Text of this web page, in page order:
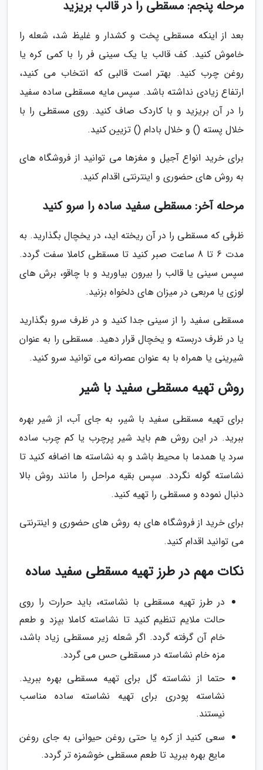
مرحله پنجم: مسقطی را در قالب بریزید
بعد از اینکه مسقطی پخت و کشدار و غلیظ شد، شعله را
خاموش کنید. کف قالب یا یک سینی فر را با کمی کره یا
روغن چرب کنید. بهتر است قالبی که انتخاب می کنید،
ارتفاع زیادی نداشته باشد. سپس مایه مسقطی ساده سفید
را در آن بریزید و با کاردک صاف کنید. روی مسقطی را با
خلال پسته () و خلال بادام () تزیین کنید.
برای خرید انواع آجیل و مغزها می توانید از فروشگاه های
به روش های حضوری و اینترنتی اقدام کنید.
مرحله آخر: مسقطی سفید ساده را سرو کنید
ظرفی که مسقطی را در آن ریخته اید، در یخچال بگذارید. به
مدت 6 تا 8 ساعت صبر کنید تا مسقطی کاملا سفت گردد.
سپس سینی یا قالب را بیرون بیاورید و با چاقو، برش های
لوزی یا مربعی در میزان های دلخواه بزنید.
مسقطی سفید را از سینی جدا کنید و در ظرف سرو بگذارید
یا در ظرف دربسته و یخچال قرار دهید. مسقطی را به عنوان
شیرینی یا همراه با به عنوان عصرانه می توانید سرو کنید.
روش تهیه مسقطی سفید با شیر
برای تهیه مسقطی سفید با شیر، به جای آب، از شیر بهره
ببرید. در این روش هم باید شیر پرچرب یا کم چرب ساده
سرد یا همدما با محیط باشد و به نشاسته ها اضافه کنید تا
نشاسته گوله نگردد. سپس بقیه مراحل را مانند روش بالا
دنبال نموده و مسقطی را تهیه کنید.
برای خرید از فروشگاه های به روش های حضوری و اینترنتی
می توانید اقدام کنید.
نکات مهم در طرز تهیه مسقطی سفید ساده
در طرز تهیه مسقطی با نشاسته، باید حرارت را روی
حالت ملایم تنظیم کنید تا نشاسته کاملا بپزد و طعم
خام آن گرفته گردد. اگر شعله زیر مسقطی زیاد باشد،
مزه خام نشاسته در مسقطی حس می گردد.
حتما از نشاسته گل برای تهیه مسقطی بهره ببرید.
نشاسته پودری برای تهیه نشاسته ساده مناسب
نیستند.
سعی کنید از کره یا حتی روغن حیوانی به جای روغن
مایع بهره ببرید تا طعم مسقطی خوشمزه تر گردد.